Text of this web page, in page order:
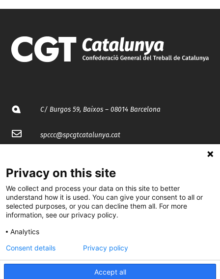
C/ Burgos 59, Baixos – 08014 Barcelona
spccc@spcgtcatalunya.cat
@CGTCatalunya
cgtcatalunya
cgtcatalunya
Privacy on this site
We collect and process your data on this site to better
understand how it is used. You can give your consent to all or
selected purposes, or you can decline them all. For more
information, see our privacy policy.
Analytics
Accept all
Consent details Privacy policy